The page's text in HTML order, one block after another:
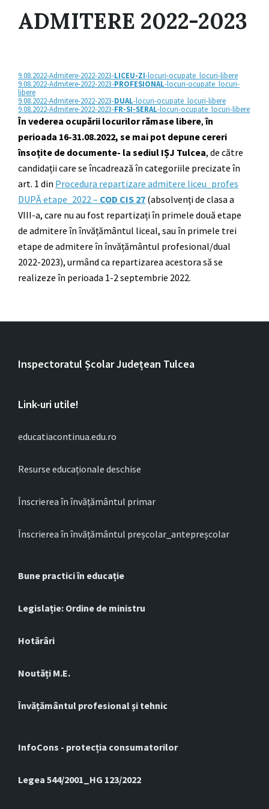
ADMITERE 2022-2023
9.08.2022-Admitere-2022-2023-LICEU-ZI-locuri-ocupate_locuri-libere
9.08.2022-Admitere-2022-2023-PROFESIONAL-locuri-ocupate_locuri-
libere
9.08.2022-Admitere-2022-2023-DUAL-locuri-ocupate_locuri-libere
9.08.2022-Admitere-2022-2023-FR-SI-SERAL-locuri-ocupate_locuri-libere
În vederea ocupării locurilor rămase libere,în
perioada 16-31.08.2022, se mai pot depune cereri
însoțite de documente- la sediul IȘJ Tulcea, de către
candidații care se încadrează în categoriile precizate în
art. 1 din Procedura repartizare admitere liceu_profes
DUPĂ etape_2022 – COD CIS 27 (absolvenți de clasa a
VIII-a, care nu au fost repartizați în primele două etape
de admitere în învățământul liceal, sau în primele trei
etape de admitere în învățământul profesional/dual
2022-2023), urmând ca repartizarea acestora să se
realizeze în perioada 1-2 septembrie 2022.
Inspectoratul Școlar Județean Tulcea
Link-uri utile!
educatiacontinua.edu.ro
Resurse educaționale deschise
Înscrierea în învățământul primar
Înscrierea în învățământul preșcolar_antepreșcolar
Bune practici în educație
Legislație: Ordine de ministru
Hotărâri
Noutăți M.E.
Învățământul profesional și tehnic
InfoCons - protecția consumatorilor
Legea 544/2001_HG 123/2022